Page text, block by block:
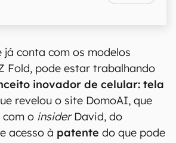
já conta com os modelos
Fold, pode estar trabalhando
inovador de celular: tela
revelou o site DomoAI, que
o insiderDavid, do
acesso à patente do que pode